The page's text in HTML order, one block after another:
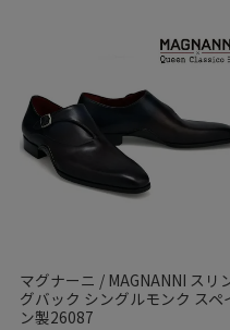
マグナーニ / MAGNANNI スリ
グバック シングルモンク スペ
ン製26087